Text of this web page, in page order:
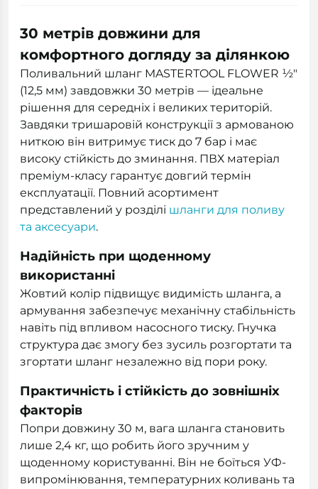
30 метрів довжини для
комфортного догляду за ділянкою
Поливальний шланг MASTERTOOL FLOWER ½"
(12,5 мм) завдовжки 30 метрів — ідеальне
рішення для середніх і великих територій.
Завдяки тришаровій конструкції з армованою
ниткою він витримує тиск до 7 бар і має
високу стійкість до зминання. ПВХ матеріал
преміум-класу гарантує довгий термін
експлуатації. Повний асортимент
представлений у розділі шланги для поливу
та аксесуари.
Надійність при щоденному
використанні
Жовтий колір підвищує видимість шланга, а
армування забезпечує механічну стабільність
навіть під впливом насосного тиску. Гнучка
структура дає змогу без зусиль розгортати та
згортати шланг незалежно від пори року.
Практичність і стійкість до зовнішніх
факторів
Попри довжину 30 м, вага шланга становить
лише 2,4 кг, що робить його зручним у
щоденному користуванні. Він не боїться УФ-
випромінювання, температурних коливань та